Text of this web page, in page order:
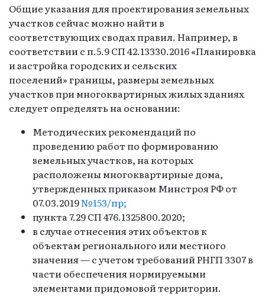
Общие указания для проектирования земельных
участков сейчас можно найти в
соответствующих сводах правил. Например, в
соответствии с п.5.9 СП 42.13330.2016 «Планировка
и застройка городских и сельских
поселений» границы, размеры земельных
участков при многоквартирных жилых зданиях
следует определять на основании:
Методических рекомендаций по
проведению работ по формированию
земельных участков, на которых
расположены многоквартирные дома,
утвержденных приказом Минстроя РФ от
07.03.2019№153/пр;
пункта 7.29 СП 476.1325800.2020;
в случае отнесения этих объектов к
объектам регионального или местного
значения — с учетом требований РНГП 3307 в
части обеспечения нормируемыми
элементами придомовой территории.